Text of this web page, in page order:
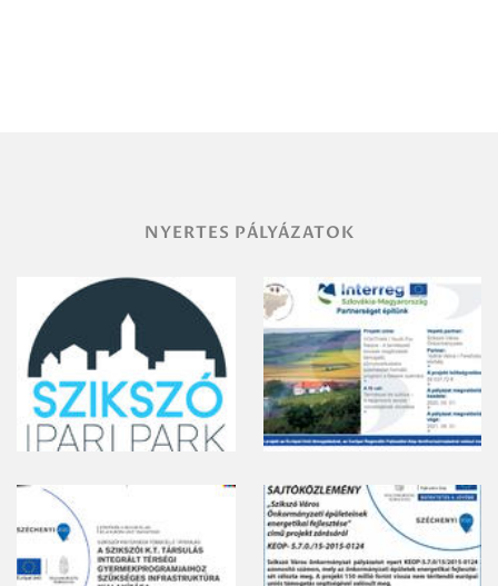
NYERTES PÁLYÁZATOK